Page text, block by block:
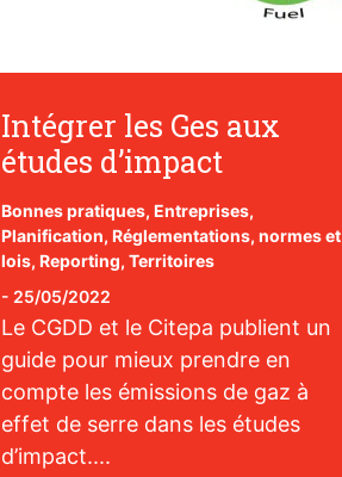
Intégrer les Ges aux
études d’impact
Bonnes pratiques, Entreprises,
Planification, Réglementations, normes et
lois, Reporting, Territoires
- 25/05/2022
Le CGDD et le Citepa publient un
guide pour mieux prendre en
compte les émissions de gaz à
effet de serre dans les études
d’impact....